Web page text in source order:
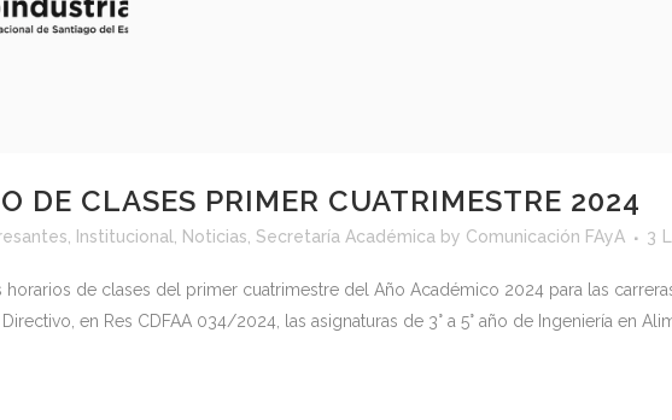
DE CLASES PRIMER CUATRIMESTRE 2024
, Institucional, Noticias, Secretaría Académica by Comunicación FAyA 3
de clases del primer cuatrimestre del Año Académico 2024 para las
en Res CDFAA 034/2024, las asignaturas de 3° a 5° año de Ingeniería en